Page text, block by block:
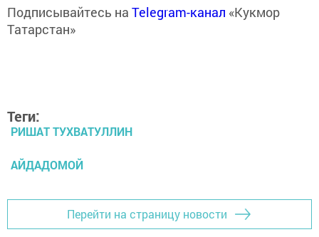
Подписывайтесь на Telegram-канал «Кукмор
Татарстан»
Теги:
РИШАТ ТУХВАТУЛЛИН
АЙДАДОМОЙ
Перейти на страницу новости